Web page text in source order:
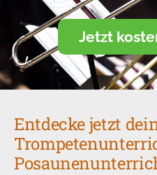
Jetzt
Entdecke jetzt